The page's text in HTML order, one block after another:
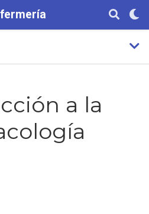
a la